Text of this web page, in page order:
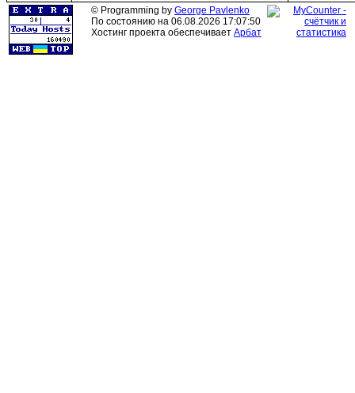
© Programming by George Pavlenko
По состоянию на 06.08.2026 17:07:50
Хостинг проекта обеспечивает Арбат